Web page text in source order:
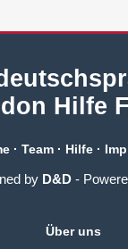
Hilfe
· Team · Hilfe ·
by D&D -
Über uns